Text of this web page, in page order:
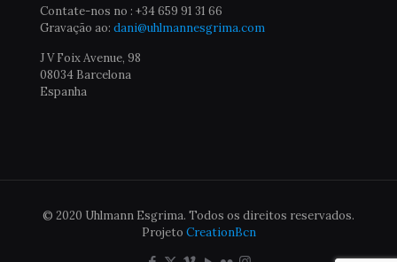
Contate-nos no : +34 659 91 31 66
Gravação ao: dani@uhlmannesgrima.com
J V Foix Avenue, 98
08034 Barcelona
Espanha
© 2020 Uhlmann Esgrima. Todos os direitos reservados.
Projeto CreationBcn